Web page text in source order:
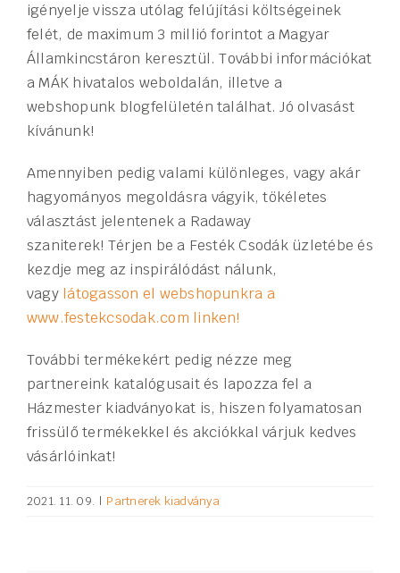
igényelje vissza utólag felújítási költségeinek
felét, de maximum 3 millió forintot a Magyar
Államkincstáron keresztül. További információkat
a MÁK hivatalos weboldalán, illetve a
webshopunk blogfelületén találhat. Jó olvasást
kívánunk!
Amennyiben pedig valami különleges, vagy akár
hagyományos megoldásra vágyik, tökéletes
választást jelentenek a Radaway
szaniterek! Térjen be a Festék Csodák üzletébe és
kezdje meg az inspirálódást nálunk,
vagylátogasson el webshopunkra a
www.festekcsodak.com linken!
További termékekért pedig nézze meg
partnereink katalógusait és lapozza fel a
Házmester kiadványokat is, hiszen folyamatosan
frissülő termékekkel és akciókkal várjuk kedves
vásárlóinkat!
2021. 11. 09. | Partnerek kiadványa